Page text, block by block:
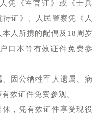
《军官证》或《士兵
证》、人民警察凭《人
人所携的配偶及18周岁
口本等有效证件免费参
公牺牲军人遗属、病
效证件免费参观。
凭有效证件享受现役